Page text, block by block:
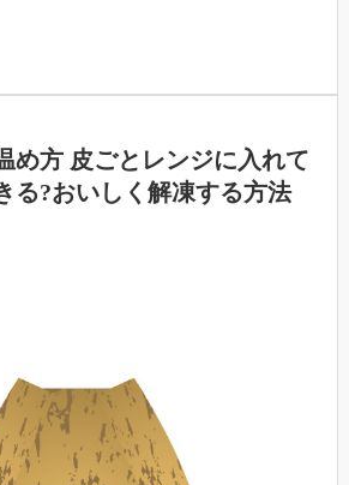
め方 皮ごとレンジに入れて
る?おいしく解凍する方法